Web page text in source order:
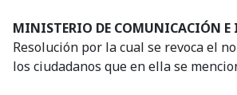
MINISTERIO DE COMUNICACIÓN
Resolución por la cual se revoca el
los ciudadanos que en ella se